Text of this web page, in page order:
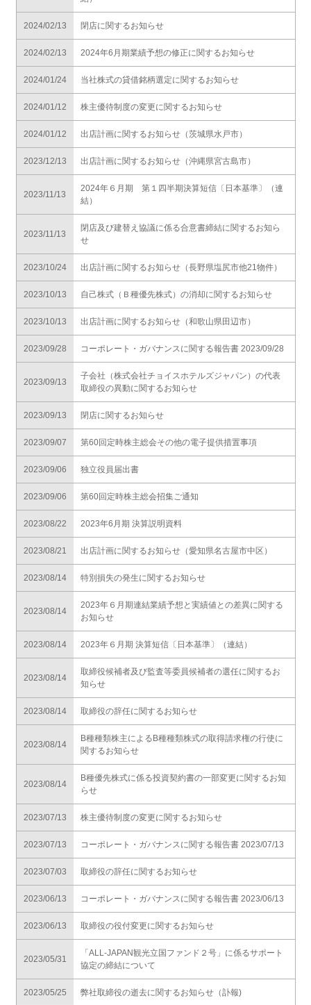
2024/02/13 閉店に関するお知らせ
2024/02/13 2024年6月期業績予想の修正に関するお知らせ
2024/01/24 当社株式の貸借銘柄選定に関するお知らせ
2024/01/12 株主優待制度の変更に関するお知らせ
2024/01/12 出店計画に関するお知らせ（茨城県水戸市）
2023/12/13 出店計画に関するお知らせ（沖縄県宮古島市）
2023/11/13
2024年６月期 第１四半期決算短信〔日本基準〕（連
結）
2023/11/13
閉店及び建替え協議に係る合意書締結に関するお知ら
せ
2023/10/24 出店計画に関するお知らせ（長野県塩尻市他21物件）
2023/10/13 自己株式（Ｂ種優先株式）の消却に関するお知らせ
2023/10/13 出店計画に関するお知らせ（和歌山県田辺市）
2023/09/28 コーポレート・ガバナンスに関する報告書 2023/09/28
2023/09/13
子会社（株式会社チョイスホテルズジャパン）の代表
取締役の異動に関するお知らせ
2023/09/13 閉店に関するお知らせ
2023/09/07 第60回定時株主総会その他の電子提供措置事項
2023/09/06 独立役員届出書
2023/09/06 第60回定時株主総会招集ご通知
2023/08/22 2023年6月期 決算説明資料
2023/08/21 出店計画に関するお知らせ（愛知県名古屋市中区）
2023/08/14 特別損失の発生に関するお知らせ
2023/08/14
2023年６月期連結業績予想と実績値との差異に関する
お知らせ
2023/08/14 2023年６月期 決算短信〔日本基準〕（連結）
2023/08/14
取締役候補者及び監査等委員候補者の選任に関するお
知らせ
2023/08/14 取締役の辞任に関するお知らせ
2023/08/14
B種種類株主によるB種種類株式の取得請求権の行使に
関するお知らせ
2023/08/14
B種優先株式に係る投資契約書の一部変更に関するお知
らせ
2023/07/13 株主優待制度の変更に関するお知らせ
2023/07/13 コーポレート・ガバナンスに関する報告書 2023/07/13
2023/07/03 取締役の辞任に関するお知らせ
2023/06/13 コーポレート・ガバナンスに関する報告書 2023/06/13
2023/06/13 取締役の役付変更に関するお知らせ
2023/05/31
「ALL-JAPAN観光立国ファンド２号」に係るサポート
協定の締結について
2023/05/25 弊社取締役の逝去に関するお知らせ（訃報)